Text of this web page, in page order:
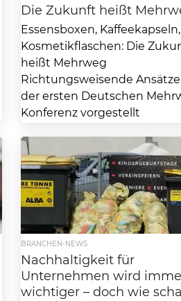
Die Zukunft heißt
Essensboxen, Kaffeekapseln,
Kosmetikflaschen: Die
heißt Mehrweg
Richtungsweisende
der ersten Deutschen
Konferenz vorgestellt
Ressourcenschutz können
BRANCHEN-NEWS
Nachhaltigkeit für
Unternehmen wird
wichtiger – doch wie